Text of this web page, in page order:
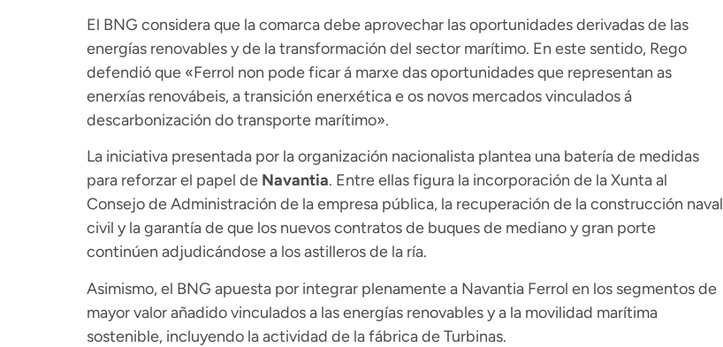
El BNG considera que la comarca debe aprovechar las oportunidades derivadas de las
energías renovables y de la transformación del sector marítimo. En este sentido, Rego
defendió que «Ferrol non pode ficar á marxe das oportunidades que representan as
enerxías renovábeis, a transición enerxética e os novos mercados vinculados á
descarbonización do transporte marítimo».
La iniciativa presentada por la organización nacionalista plantea una batería de medidas
para reforzar el papel de Navantia. Entre ellas figura la incorporación de la Xunta al
Consejo de Administración de la empresa pública, la recuperación de la construcción naval
civil y la garantía de que los nuevos contratos de buques de mediano y gran porte
continúen adjudicándose a los astilleros de la ría.
Asimismo, el BNG apuesta por integrar plenamente a Navantia Ferrol en los segmentos de
mayor valor añadido vinculados a las energías renovables y a la movilidad marítima
sostenible, incluyendo la actividad de la fábrica de Turbinas.